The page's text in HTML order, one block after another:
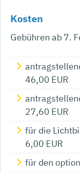
Kosten
Gebühren ab 7.
46,00 EUR
27,60 EUR
für die
6,00 EUR
für den